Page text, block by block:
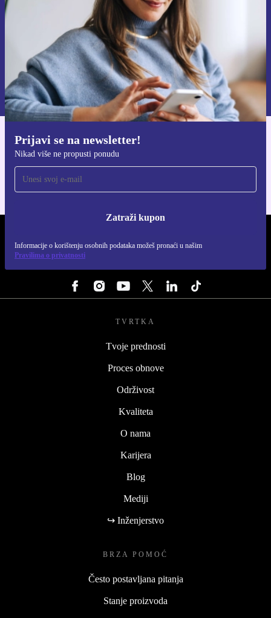
Prijavi se na newsletter!
Nikad više ne propusti ponudu
Zatraži kupon
Informacije o korištenju osobnih podataka možeš pronaći u našim
Pravilima o privatnosti
Zatraži kupon
Informacije o korištenju osobnih podataka možeš pronaći u našim
Pravilima privatnosti.
Preuzmi refurbed aplikaciju
Za iOS i Android
TVRTKA
Tvoje prednosti
Proces obnove
Održivost
Kvaliteta
O nama
Karijera
Blog
Mediji
↪ Inženjerstvo
BRZA POMOĆ
Često postavljana pitanja
Stanje proizvoda